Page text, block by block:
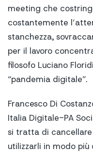
meeting che
costantemente
stanchezza,
per il lavoro
filosofo Luciano
“pandemia digitale”.
Francesco Di
Italia Digitale-PA
si tratta di
utilizzarli in modo più